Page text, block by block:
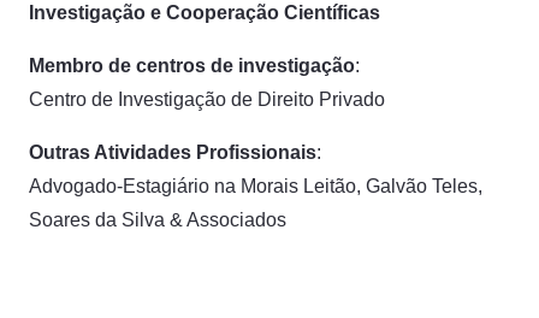
Investigação e Cooperação Científicas
Membro de centros de investigação:
Centro de Investigação de Direito Privado
Outras Atividades Profissionais:
Advogado-Estagiário na Morais Leitão, Galvão Teles,
Soares da Silva & Associados